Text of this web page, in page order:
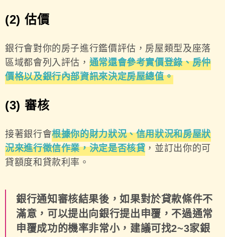
(2) 估價
銀行會對你的房子進行鑑價評估，房屋類型及座落
區域都會列入評估， 通常還會參考實價登錄、房仲
價格以及銀行內部資訊來決定房屋總值。
(3) 審核
接著銀行會根據你的財力狀況、信用狀況和房屋狀
況來進行徵信作業，決定是否核貸 ，並訂出你的可
貸額度和貸款利率。
銀行通知審核結果後，如果對於貸款條件不
滿意，可以提出向銀行提出申覆，不過通常
申覆成功的機率非常小，建議可找2~3家銀